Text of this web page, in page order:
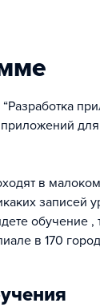
приложений
в
записей
обучение
в 170